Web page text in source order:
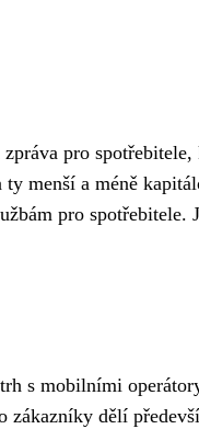
pro
menší a méně
pro
s mobilními
zákazníky dělí